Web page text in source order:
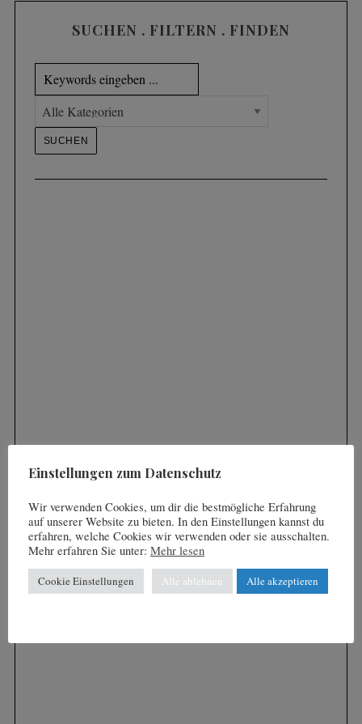
SUCHEN . FILTERN . FINDEN
f
r
Einstellungen zum Datenschutz
Wir verwenden Cookies, um dir die bestmögliche Erfahrung
auf unserer Website zu bieten. In den Einstellungen kannst du
erfahren, welche Cookies wir verwenden oder sie ausschalten.
Mehr erfahren Sie unter: Mehr lesen
Cookie Einstellungen Alle ablehnen Alle akzeptieren